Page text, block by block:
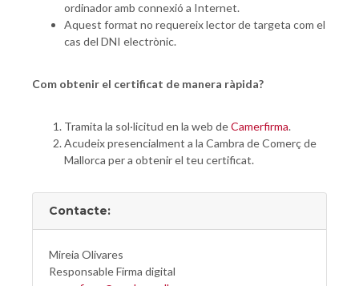
ordinador amb connexió a Internet.
Aquest format no requereix lector de targeta com el
cas del DNI electrònic.
Com obtenir el certificat de manera ràpida?
Tramita la sol·licitud en la web deCamerfirma.
Acudeix presencialment a la Cambra de Comerç de
Mallorca per a obtenir el teu certificat.
Contacte:
Mireia Olivares
Responsable Firma digital